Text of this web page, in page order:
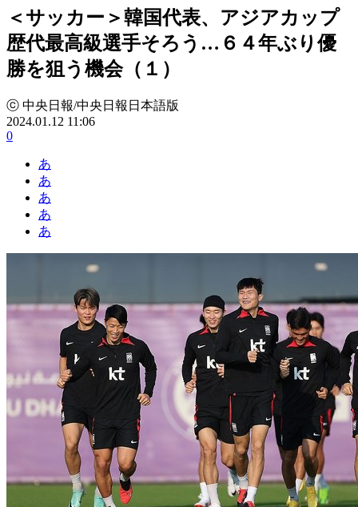
＜サッカー＞韓国代表、アジアカップ
歴代最高級選手そろう…６４年ぶり優
勝を狙う機会（１）
ⓒ 中央日報/中央日報日本語版
2024.01.12 11:06
0
あ
あ
あ
あ
あ